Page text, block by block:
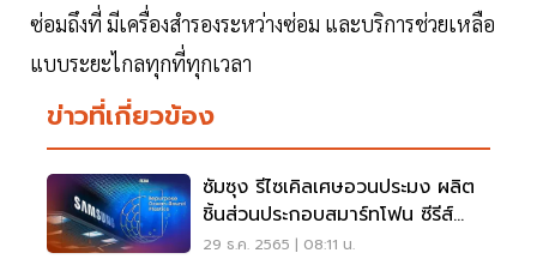
ซ่อมถึงที่ มีเครื่องสำรองระหว่างซ่อม และบริการช่วยเหลือ
แบบระยะไกลทุกที่ทุกเวลา
ข่าวที่เกี่ยวข้อง
ซัมซุง รีไซเคิลเศษอวนประมง ผลิต
ชิ้นส่วนประกอบสมาร์ทโฟน ซีรีส์
Galaxy
29 ธ.ค. 2565 | 08:11 น.